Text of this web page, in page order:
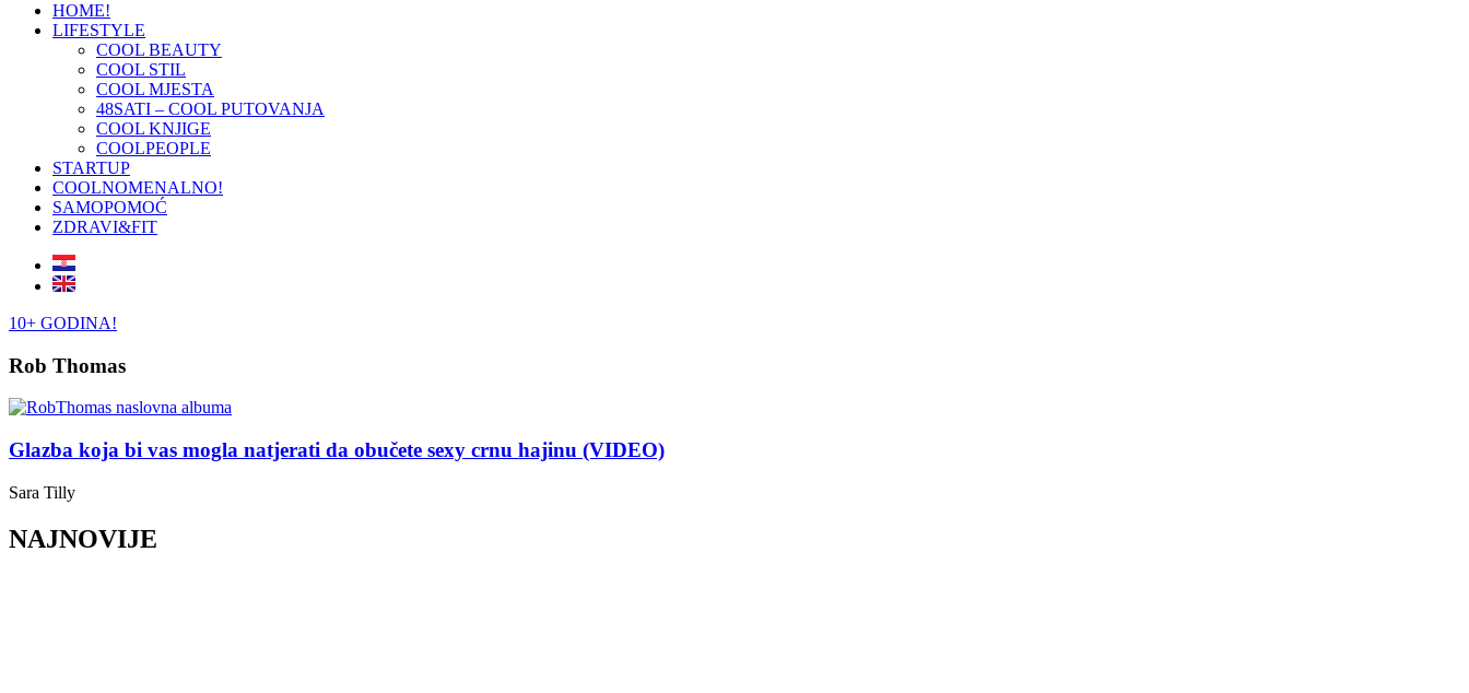
HOME!
LIFESTYLE
COOL BEAUTY
COOL STIL
COOL MJESTA
48SATI – COOL PUTOVANJA
COOL KNJIGE
COOLPEOPLE
STARTUP
COOLNOMENALNO!
SAMOPOMOĆ
ZDRAVI&FIT
10+ GODINA!
Rob Thomas
Glazba koja bi vas mogla natjerati da obučete sexy crnu hajinu (VIDEO)
Sara Tilly
NAJNOVIJE